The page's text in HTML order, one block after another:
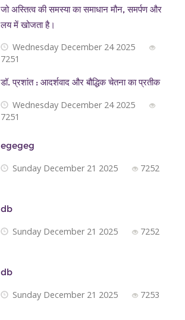
जो अस्तित्व की समस्या का समाधान मौन, समर्पण और
लय में खोजता है।
Wednesday December 24 2025
7251
डॉ. प्रशांत : आदर्शवाद और बौद्धिक चेतना का प्रतीक
Wednesday December 24 2025
7251
egegeg
Sunday December 21 2025
7252
db
Sunday December 21 2025
7252
db
Sunday December 21 2025
7253